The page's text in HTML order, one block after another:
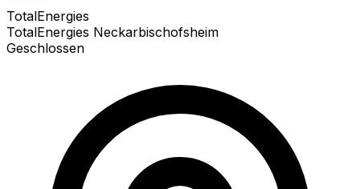
TotalEnergies
TotalEnergies Neckarbischofsheim
Geschlossen